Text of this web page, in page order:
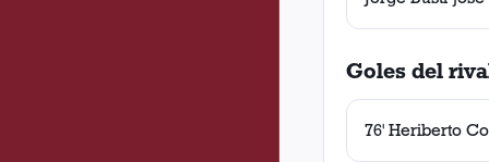
Goles del
76' Heriberto